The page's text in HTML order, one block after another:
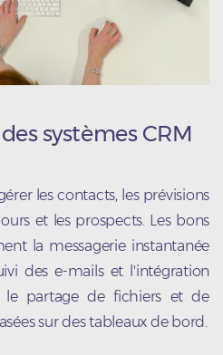
systèmes CRM
les contacts, les prévisions
et les prospects. Les bons
la messagerie instantanée
des e-mails et l'intégration
le partage de fichiers et de
sur des tableaux de bord.